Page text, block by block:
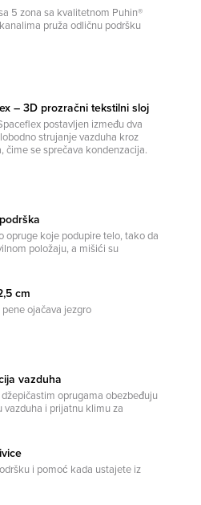
5 zona sa kvalitetnom Puhin®
pruža odličnu podršku
– 3D prozračni tekstilni sloj
postavljen između dva
strujanje vazduha kroz
čime se sprečava kondenzacija.
opruge koje podupire telo, tako da
položaju, a mišići su
cm
ojačava jezgro
vazduha
oprugama obezbeđuju
i prijatnu klimu za
i pomoć kada ustajete iz